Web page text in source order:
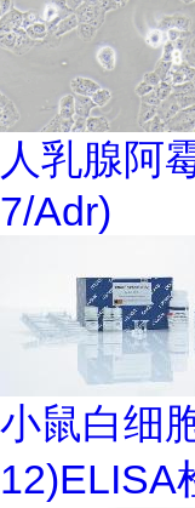
人乳腺阿
7/Adr)
小鼠白细
12)ELISA